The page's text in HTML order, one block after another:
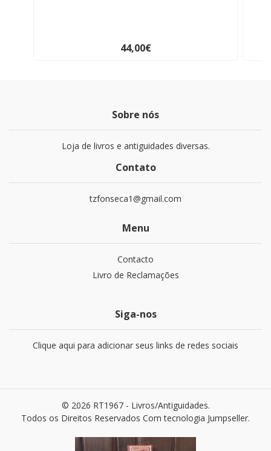
44,00€
Sobre nós
Loja de livros e antiguidades diversas.
Contato
tzfonseca1@gmail.com
Menu
Contacto
Livro de Reclamações
Siga-nos
Clique aqui para adicionar seus links de redes sociais
© 2026 RT1967 - Livros/Antiguidades.
Todos os Direitos Reservados Com tecnologia Jumpseller.